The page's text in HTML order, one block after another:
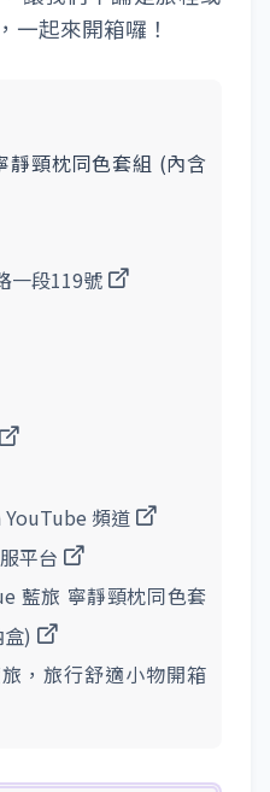
一起來開箱囉！
頸枕同色套組 (內含
一段119號
頻道
平台
藍旅 寧靜頸枕同色套
)
，旅行舒適小物開箱